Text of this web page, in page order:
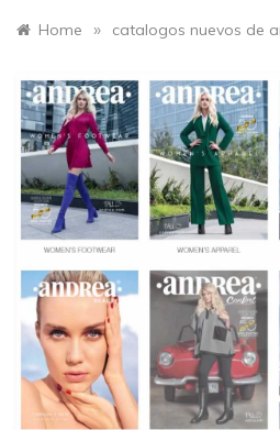
Home » catalogos nuevos de